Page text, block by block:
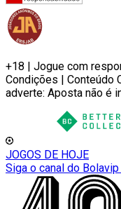
+18 | Jogue com
Condições | Conteúdo
adverte: Aposta não é
JOGOS DE HOJE
Siga o canal do